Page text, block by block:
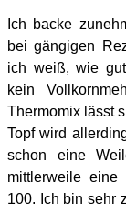
Ich backe
bei gängigen
ich weiß, wie
kein
Thermomix lässt
Topf wird
schon eine
mittlerweile eine
100. Ich bin sehr